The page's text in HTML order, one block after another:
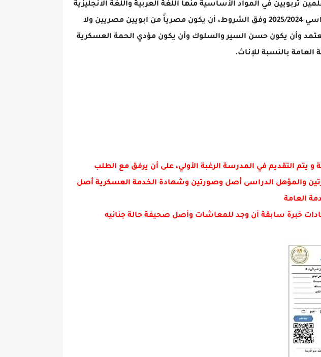
معلمين تربويين في المواد الأساسية منها اللغة العربية واللغة الانجليزية
والرياضيات والعلوم والدراسات ومعلم فصل بنظام الحصة استعداداً للعام الدراسي 2025/2024 وفق الشروط، أن يكون مصرياً من ابويين مصريين ولا
وأن يكون حسن السير والسلوك وأن يكون مؤدي الحمة العسكرية
العامة بالنسبة للإناث.
التقديم في المدرسة الرغبة الأولي، على أن يرفق مع الطلب
والمؤهل الدراسى أصل وصورتين وشهادة الخدمة العسكرية أصل
العامة